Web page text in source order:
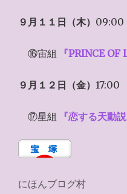
９月１１日（木） 09:00
⑯宙組 『PRINCE OF
９月１２日（金） 17:00
⑰星組 『恋する天動説
にほんブログ村